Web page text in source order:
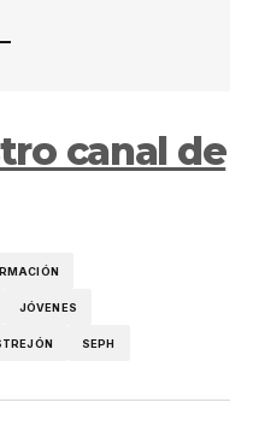
canal de
JÓVENES
SEPH